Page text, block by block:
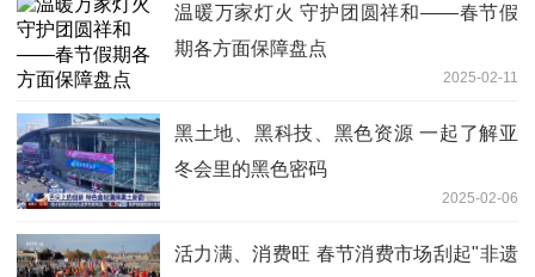
温暖万家灯火 守护团圆祥和——春节假
期各方面保障盘点
2025-02-11
黑土地、黑科技、黑色资源 一起了解亚
冬会里的黑色密码
2025-02-06
活力满、消费旺 春节消费市场刮起"非遗